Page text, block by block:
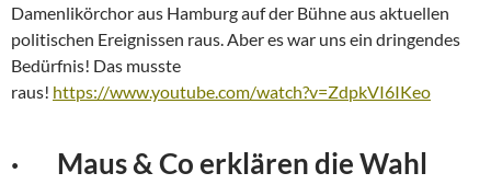
Damenlikörchor aus Hamburg auf der Bühne aus aktuellen
politischen Ereignissen raus. Aber es war uns ein dringendes
Bedürfnis! Das musste
raus! https://www.youtube.com/watch?v=ZdpkVI6IKeo
· Maus & Co erklären die Wahl